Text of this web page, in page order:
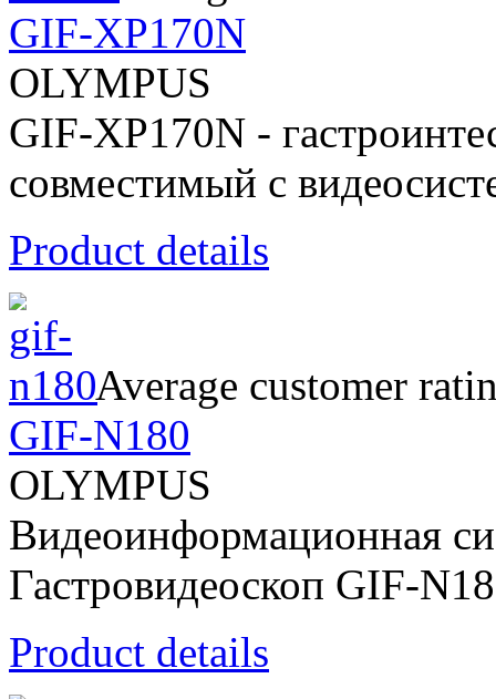
GIF-XP170N
OLYMPUS
GIF-XP170N -
совместимый с
Product details
Average customer
GIF-N180
OLYMPUS
Видеоинформационная
Гастровидеоскоп GIF-
Product details